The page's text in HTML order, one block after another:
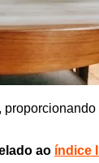
,
ao índice